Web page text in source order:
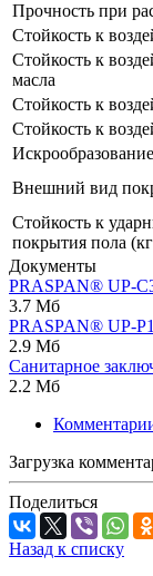
Прочность при
Стойкость к
Стойкость к
масла
Стойкость к
Стойкость к
Искрообразование
Внешний вид
Стойкость к
покрытия пола
Документы
PRASPAN® UP-
3.7 Мб
PRASPAN® UP-
2.9 Мб
Санитарное
2.2 Мб
Загрузка
Поделиться
Назад к списку